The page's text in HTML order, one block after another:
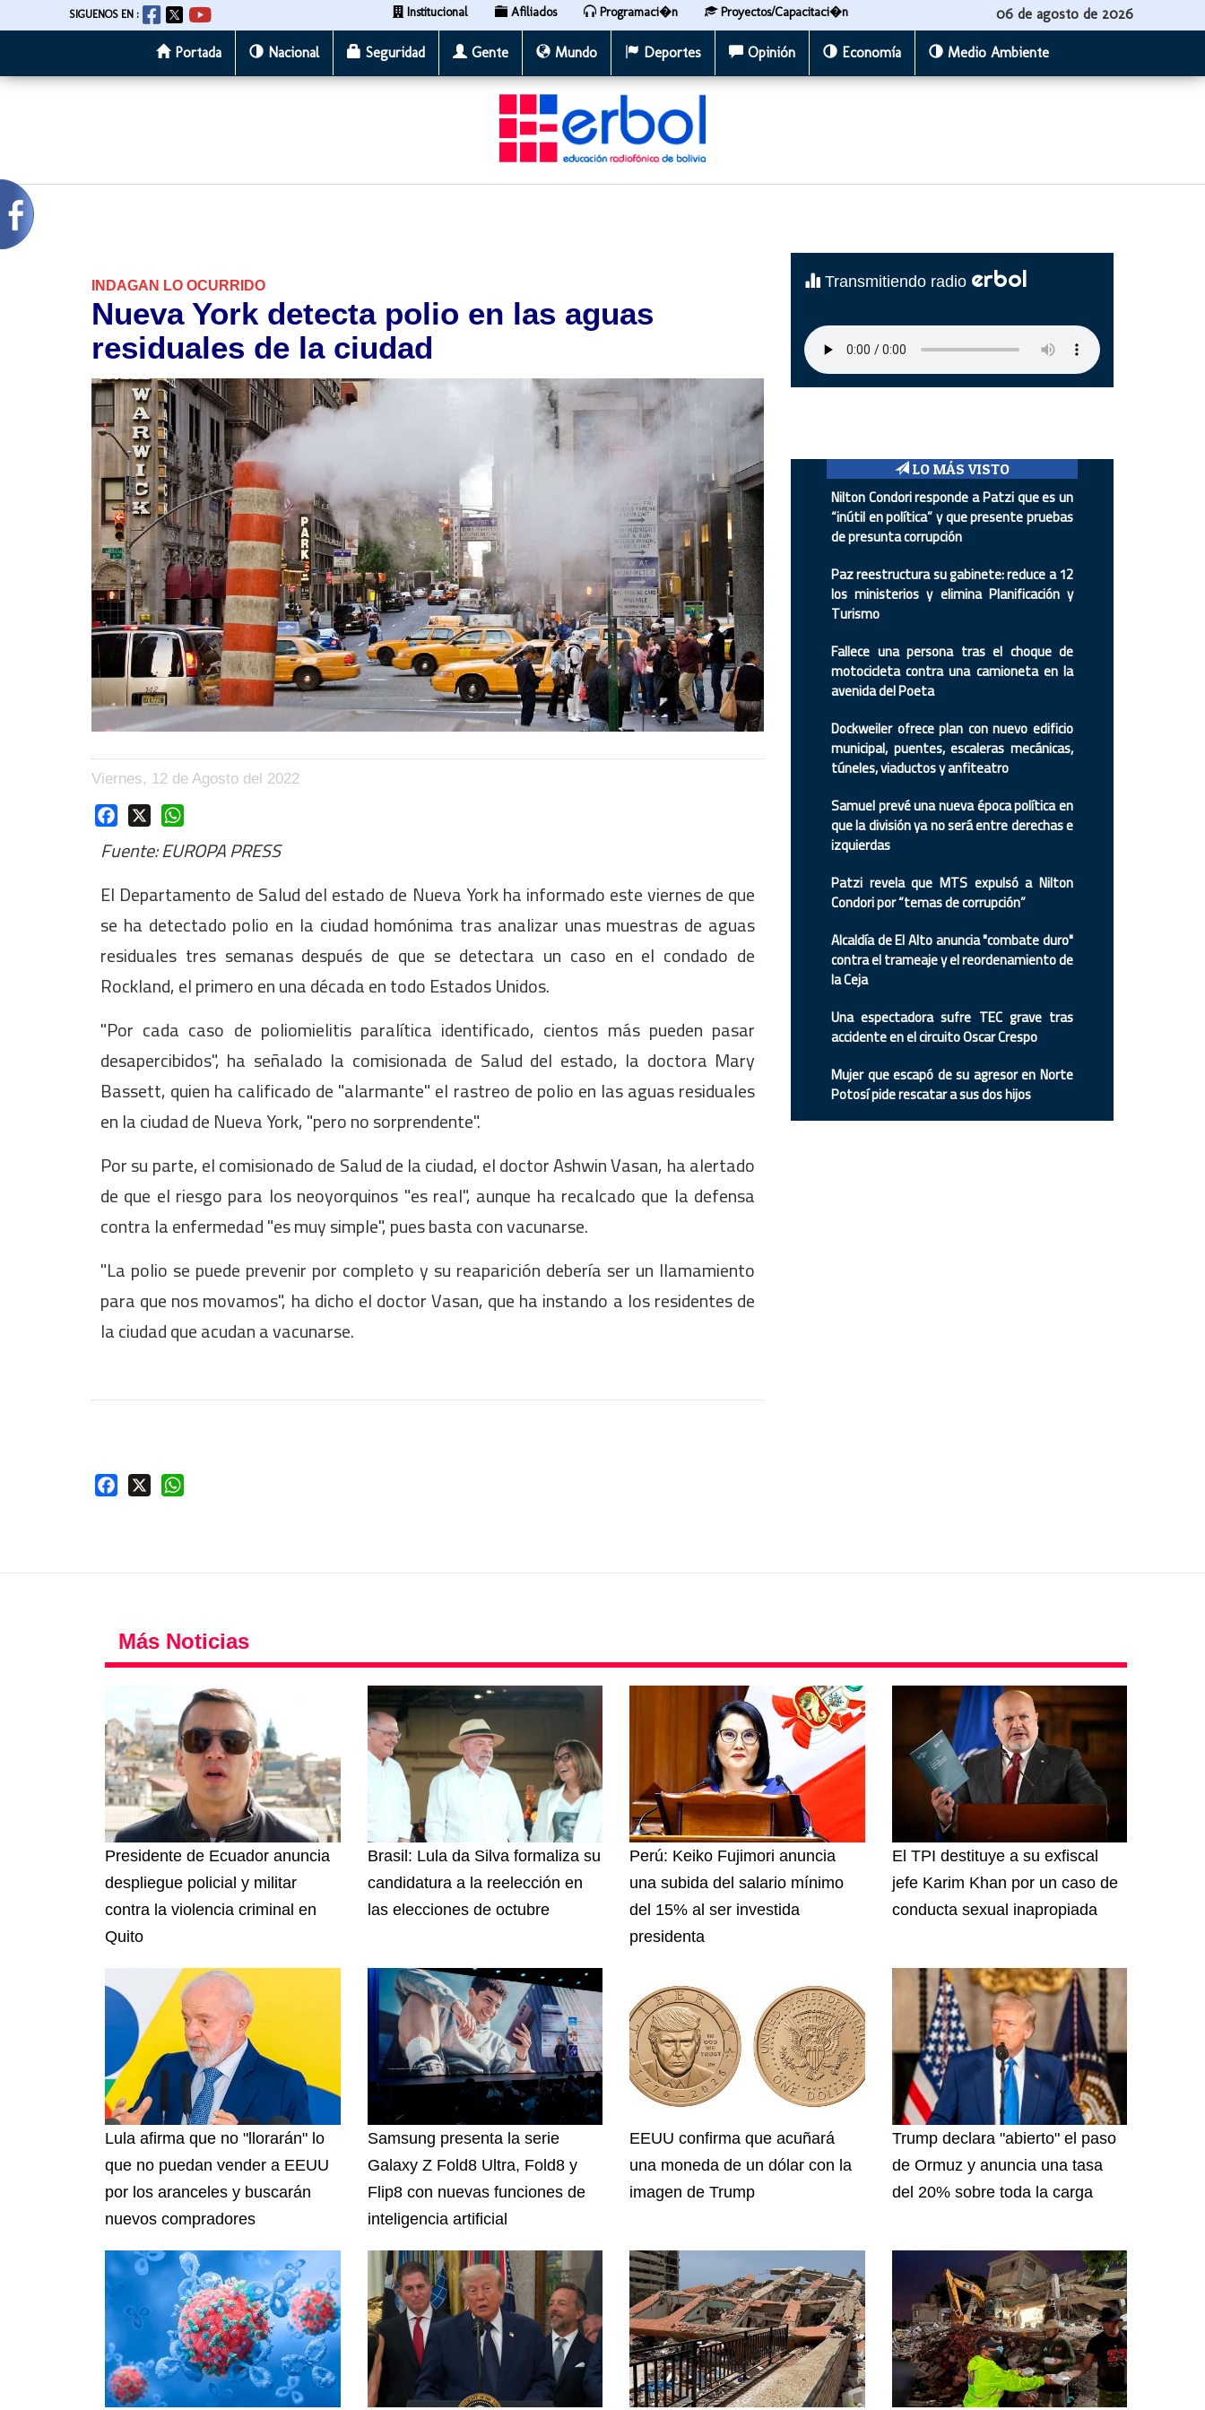
al
SIGUENOS EN : Institucional Afiliados Programaci�n Proyectos/Capacitaci�n 06 de agosto de 2026
Portada Nacional Seguridad Gente Mundo Deportes Opinión Economía Medio Ambiente
INDAGAN LO OCURRIDO
Nueva York detecta polio en las aguas
residuales de la ciudad
Viernes, 12 de Agosto del 2022
Facebook
Fuente: EUROPA PRESS
El Departamento de Salud del estado de Nueva York ha informado este viernes de que
se ha detectado polio en la ciudad homónima tras analizar unas muestras de aguas
residuales tres semanas después de que se detectara un caso en el condado de
Rockland, el primero en una década en todo Estados Unidos.
"Por cada caso de poliomielitis paralítica identificado, cientos más pueden pasar
desapercibidos", ha señalado la comisionada de Salud del estado, la doctora Mary
Bassett, quien ha calificado de "alarmante" el rastreo de polio en las aguas residuales
en la ciudad de Nueva York, "pero no sorprendente".
Por su parte, el comisionado de Salud de la ciudad, el doctor Ashwin Vasan, ha alertado
de que el riesgo para los neoyorquinos "es real", aunque ha recalcado que la defensa
contra la enfermedad "es muy simple", pues basta con vacunarse.
"La polio se puede prevenir por completo y su reaparición debería ser un llamamiento
para que nos movamos", ha dicho el doctor Vasan, que ha instando a los residentes de
la ciudad que acudan a vacunarse.
Facebook
Transmitiendo radio erbol
LO MÁS VISTO
Nilton Condori responde a Patzi que es un
“inútil en política” y que presente pruebas
de presunta corrupción
Paz reestructura su gabinete: reduce a 12
los ministerios y elimina Planificación y
Turismo
Fallece una persona tras el choque de
motocicleta contra una camioneta en la
avenida del Poeta
Dockweiler ofrece plan con nuevo edificio
municipal, puentes, escaleras mecánicas,
túneles, viaductos y anfiteatro
Samuel prevé una nueva época política en
que la división ya no será entre derechas e
izquierdas
Patzi revela que MTS expulsó a Nilton
Condori por “temas de corrupción”
Alcaldía de El Alto anuncia "combate duro"
contra el trameaje y el reordenamiento de
la Ceja
Una espectadora sufre TEC grave tras
accidente en el circuito Oscar Crespo
Mujer que escapó de su agresor en Norte
Potosí pide rescatar a sus dos hijos
Más Noticias
Presidente de Ecuador anuncia
despliegue policial y militar
contra la violencia criminal en
Quito
Brasil: Lula da Silva formaliza su
candidatura a la reelección en
las elecciones de octubre
Perú: Keiko Fujimori anuncia
una subida del salario mínimo
del 15% al ser investida
presidenta
El TPI destituye a su exfiscal
jefe Karim Khan por un caso de
conducta sexual inapropiada
Lula afirma que no "llorarán" lo
que no puedan vender a EEUU
por los aranceles y buscarán
nuevos compradores
Samsung presenta la serie
Galaxy Z Fold8 Ultra, Fold8 y
Flip8 con nuevas funciones de
inteligencia artificial
EEUU confirma que acuñará
una moneda de un dólar con la
imagen de Trump
Trump declara "abierto" el paso
de Ormuz y anuncia una tasa
del 20% sobre toda la carga